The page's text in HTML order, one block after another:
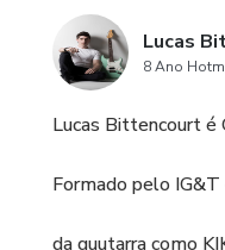
Lucas
8 Ano
Lucas Bittencourt é
Formado pelo
da guutarra como